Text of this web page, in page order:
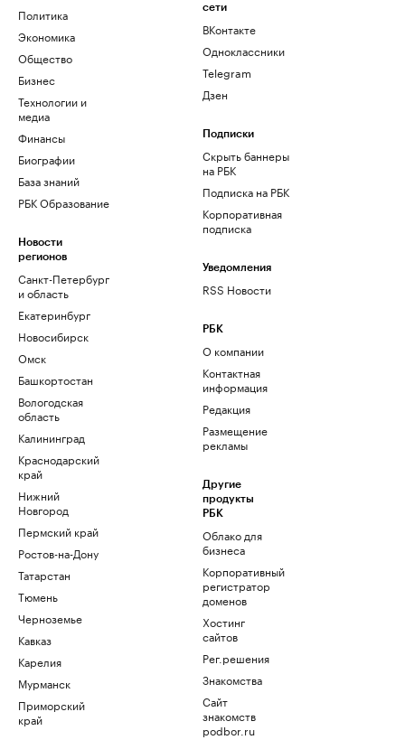
Политика
Экономика
Общество
Бизнес
Технологии и
медиа
Финансы
Биографии
База знаний
РБК Образование
Новости
регионов
Санкт-Петербург
и область
Екатеринбург
Новосибирск
Омск
Башкортостан
Вологодская
область
Калининград
Краснодарский
край
Нижний
Новгород
Пермский край
Ростов-на-Дону
Татарстан
Тюмень
Черноземье
Кавказ
Карелия
Мурманск
Приморский
край
сети
ВКонтакте
Одноклассники
Telegram
Дзен
Подписки
Скрыть баннеры
на РБК
Подписка на РБК
Корпоративная
подписка
Уведомления
RSS Новости
РБК
О компании
Контактная
информация
Редакция
Размещение
рекламы
Другие
продукты
РБК
Облако для
бизнеса
Корпоративный
регистратор
доменов
Хостинг
сайтов
Рег.решения
Знакомства
Сайт
знакомств
podbor.ru